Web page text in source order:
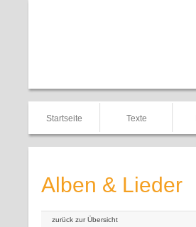
Startseite Texte
Alben & Lieder
zurück zur Übersicht